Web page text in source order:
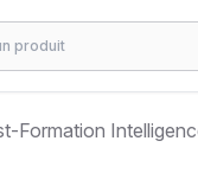
Formation